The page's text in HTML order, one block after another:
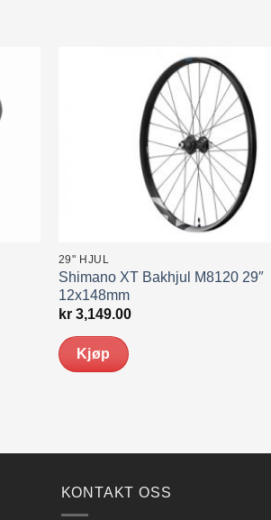
29" HJUL
Shimano XT Bakhjul M8120 29″
12x148mm
kr3,149.00
Kjøp
KONTAKT OSS